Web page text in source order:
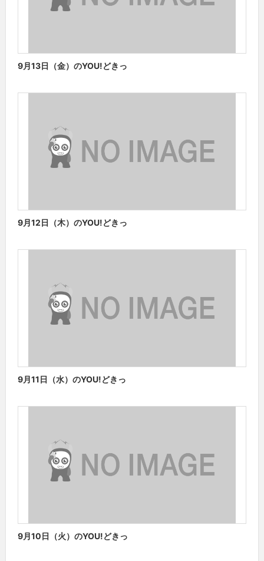
9月13日（金）のYOU!どきっ
9月12日（木）のYOU!どきっ
9月11日（水）のYOU!どきっ
9月10日（火）のYOU!どきっ